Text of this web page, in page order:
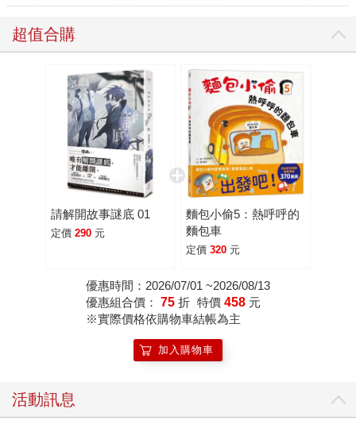
超值合購
請解開故事謎底 01
定價 290 元
麵包小偷5：熱呼呼的
麵包車
定價 320 元
優惠時間：2026/07/01 ~2026/08/13
優惠組合價： 75 折 特價 458 元
※實際價格依購物車結帳為主
加入購物車
活動訊息